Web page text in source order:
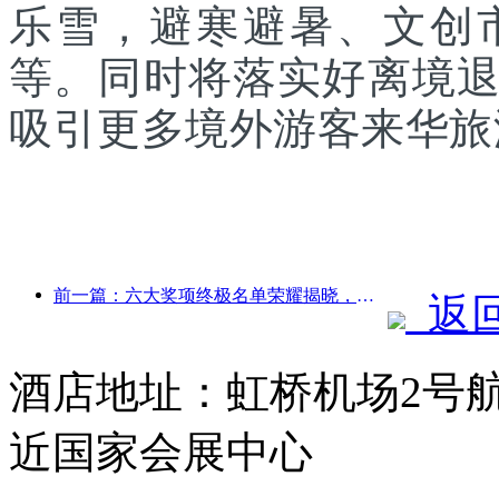
乐雪，避寒避暑、文创
等。同时将落实好离境
吸引更多境外游客来华
前一篇：六大奖项终极名单荣耀揭晓，百余酒店及企业斩获年度奖项！
返
酒店地址：虹桥机场2号
近国家会展中心